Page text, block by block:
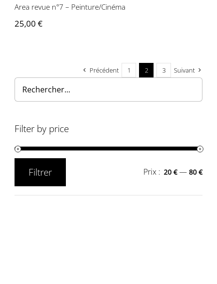
Area revue n°7 – Peinture/Cinéma
25,00 €
Précédent 1 2 3 Suivant
Filter by price
Filtrer Prix : 20 €—80 €